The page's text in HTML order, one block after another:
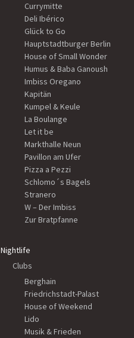
Currymitte
Deli Ibérico
Glück to Go
Hauptstadtburger Berlin
House of Small Wonder
Humus & Baba Ganoush
Imbiss Oregano
Kapitän
Kumpel & Keule
La Boulange
Let it be
Markthalle Neun
Pavillon am Ufer
Pizza a Pezzi
Schlomo´s Bagels
Stranero
W – Der Imbiss
Zur Bratpfanne
Nightlife
Clubs
Berghain
Friedrichstadt-Palast
House of Weekend
Lido
Musik & Frieden